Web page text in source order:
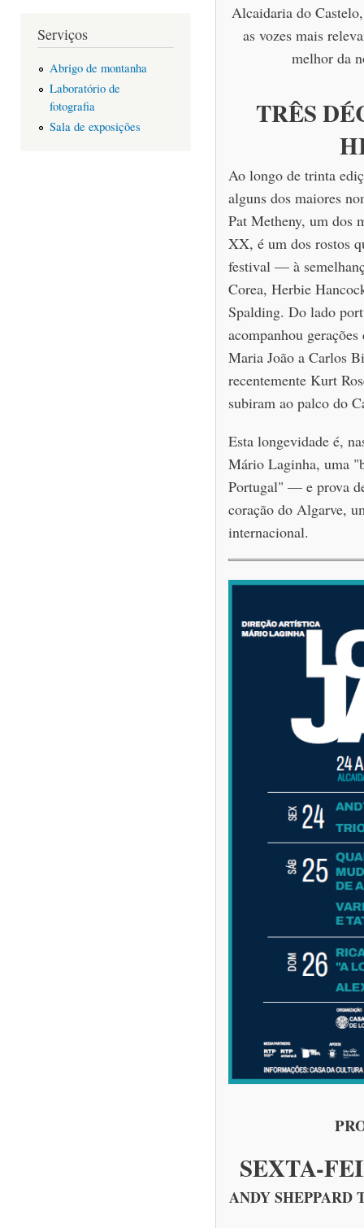
Serviços
Abrigo de montanha
Laboratório de
fotografia
Sala de exposições
Alcaidaria do
as vozes mais
melhor da
TRÊS
Ao longo de trinta
alguns dos maiores
Pat Metheny, um dos
XX, é um dos rostos
festival — à
Corea, Herbie
Spalding. Do lado
acompanhou
Maria João a Carlos
recentemente Kurt
subiram ao palco do
Esta longevidade é,
Mário Laginha, uma
Portugal" — e prova
coração do Algarve,
internacional.
SEXTA-
ANDY SHEPPARD